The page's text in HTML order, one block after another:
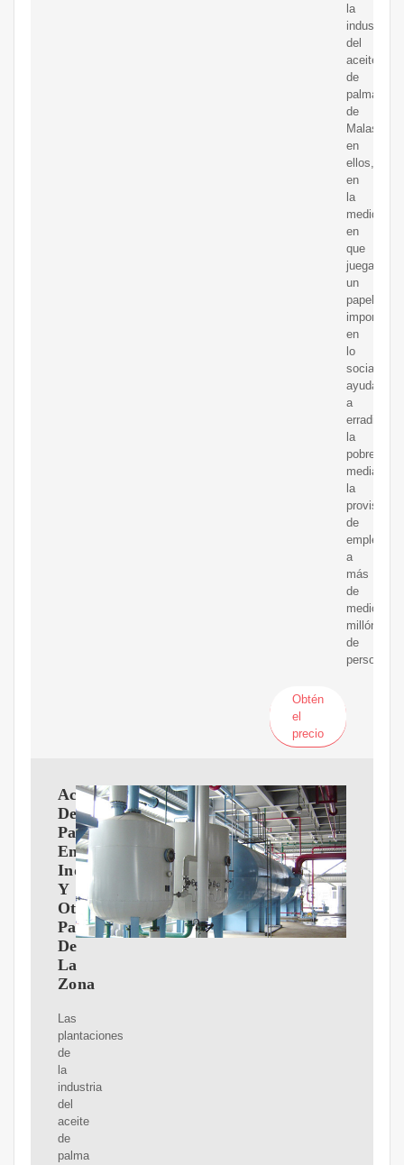
la
industria
del
aceite
de
palma
de
Malasia
en
ellos,
en
la
medida
en
que
juega
un
papel
importante
en
lo
social,
ayudando
a
erradicar
la
pobreza
mediante
la
provisión
de
empleo
a
más
de
medio
millón
de
personas.
Obtén
el
precio
Aceite
De
Palma
En
Indonesia
Y
Otros
Países
De
La
Zona
Las
plantaciones
de
la
industria
del
aceite
de
palma